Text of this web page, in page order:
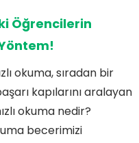
Öğrencilerin
okuma, sıradan bir
kapılarını aralayan
okuma nedir?
becerimizi